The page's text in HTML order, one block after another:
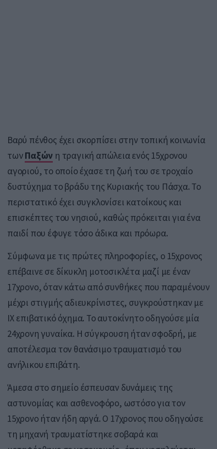
Βαρύ πένθος έχει σκορπίσει στην τοπική κοινωνία
τωνΠαξών η τραγική απώλεια ενός 15χρονου
αγοριού, το οποίο έχασε τη ζωή του σε τροχαίο
δυστύχημα το βράδυ της Κυριακής του Πάσχα. Το
περιστατικό έχει συγκλονίσει κατοίκους και
επισκέπτες του νησιού, καθώς πρόκειται για ένα
παιδί που έφυγε τόσο άδικα και πρόωρα.
Σύμφωνα με τις πρώτες πληροφορίες, ο 15χρονος
επέβαινε σε δίκυκλη μοτοσικλέτα μαζί με έναν
17χρονο, όταν κάτω από συνθήκες που παραμένουν
μέχρι στιγμής αδιευκρίνιστες, συγκρούστηκαν με
ΙΧ επιβατικό όχημα. Το αυτοκίνητο οδηγούσε μία
24χρονη γυναίκα. Η σύγκρουση ήταν σφοδρή, με
αποτέλεσμα τον θανάσιμο τραυματισμό του
ανήλικου επιβάτη.
Άμεσα στο σημείο έσπευσαν δυνάμεις της
αστυνομίας και ασθενοφόρο, ωστόσο για τον
15χρονο ήταν ήδη αργά. Ο 17χρονος που οδηγούσε
τη μηχανή τραυματίστηκε σοβαρά και